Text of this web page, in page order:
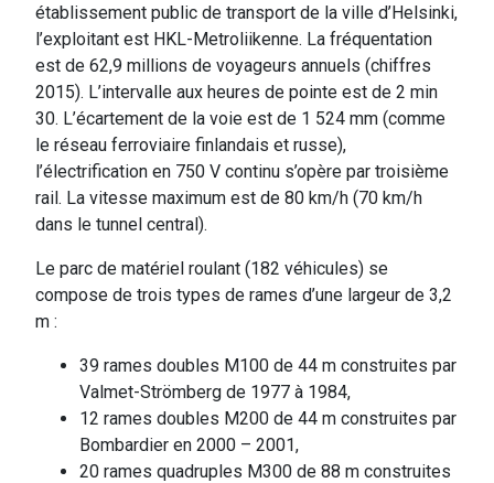
établissement public de transport de la ville d’Helsinki,
l’exploitant est HKL-Metroliikenne. La fréquentation
est de 62,9 millions de voyageurs annuels (chiffres
2015). L’intervalle aux heures de pointe est de 2 min
30. L’écartement de la voie est de 1 524 mm (comme
le réseau ferroviaire finlandais et russe),
l’électrification en 750 V continu s’opère par troisième
rail. La vitesse maximum est de 80 km/h (70 km/h
dans le tunnel central).
Le parc de matériel roulant (182 véhicules) se
compose de trois types de rames d’une largeur de 3,2
m :
39 rames doubles M100 de 44 m construites par
Valmet-Strömberg de 1977 à 1984,
12 rames doubles M200 de 44 m construites par
Bombardier en 2000 – 2001,
20 rames quadruples M300 de 88 m construites